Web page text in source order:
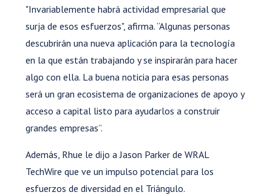
"Invariablemente habrá actividad empresarial que
surja de esos esfuerzos", afirma. “Algunas personas
descubrirán una nueva aplicación para la tecnología
en la que están trabajando y se inspirarán para hacer
algo con ella. La buena noticia para esas personas
será un gran ecosistema de organizaciones de apoyo y
acceso a capital listo para ayudarlos a construir
grandes empresas”.
Además, Rhue le dijo a Jason Parker de WRAL
TechWire que ve un impulso potencial para los
esfuerzos de diversidad en el Triángulo.